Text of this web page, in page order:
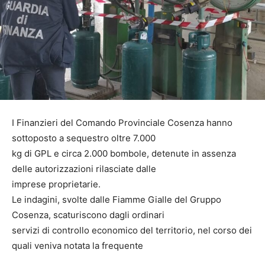
I Finanzieri del Comando Provinciale Cosenza hanno
sottoposto a sequestro oltre 7.000
kg di GPL e circa 2.000 bombole, detenute in assenza
delle autorizzazioni rilasciate dalle
imprese proprietarie.
Le indagini, svolte dalle Fiamme Gialle del Gruppo
Cosenza, scaturiscono dagli ordinari
servizi di controllo economico del territorio, nel corso dei
quali veniva notata la frequente